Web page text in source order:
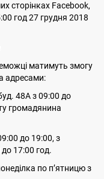
сторінках Facebook,
год 27 грудня 2018
матимуть змогу
адресами:
48А з 09:00 до
громадянина
до 19:00, з
до 17:00 год.
по пʼятницю з